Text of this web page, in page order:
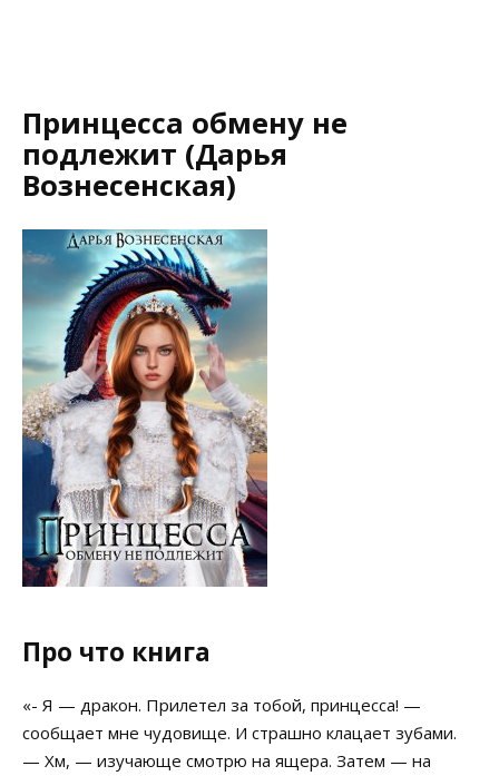
Принцесса обмену не
подлежит (Дарья
Вознесенская)
Про что книга
«- Я — дракон. Прилетел за тобой, принцесса! —
сообщает мне чудовище. И страшно клацает зубами.
— Хм, — изучающе смотрю на ящера. Затем — на